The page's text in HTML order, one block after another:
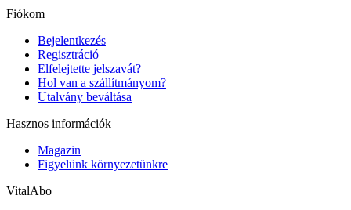
Fiókom
Bejelentkezés
Regisztráció
Elfelejtette jelszavát?
Hol van a szállítmányom?
Utalvány beváltása
Hasznos információk
Magazin
Figyelünk környezetünkre
VitalAbo